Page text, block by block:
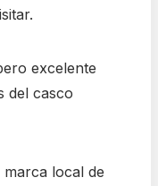
excelente
del casco
marca local de